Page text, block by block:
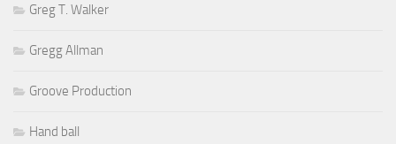
Greg T. Walker
Gregg Allman
Groove Production
Hand ball